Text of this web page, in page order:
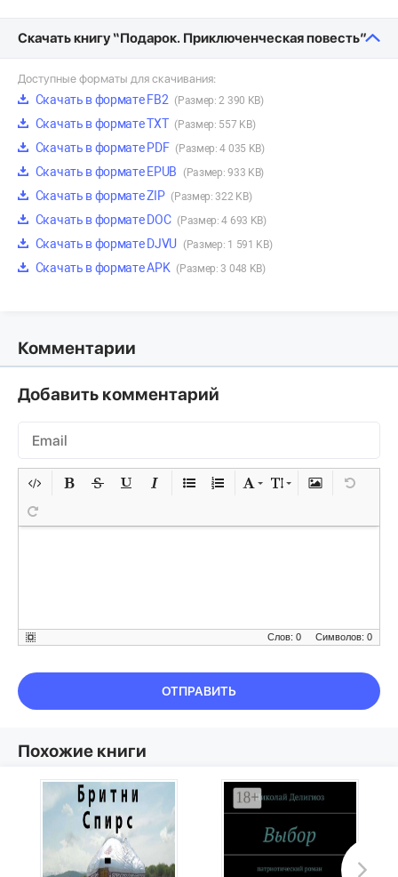
Скачать книгу “Подарок. Приключенческая повесть”
Доступные форматы для скачивания:
Скачать в формате FB2 (Размер: 2 390 KB)
Скачать в формате TXT (Размер: 557 KB)
Скачать в формате PDF (Размер: 4 035 KB)
Скачать в формате EPUB (Размер: 933 KB)
Скачать в формате ZIP (Размер: 322 KB)
Скачать в формате DOC (Размер: 4 693 KB)
Скачать в формате DJVU (Размер: 1 591 KB)
Скачать в формате APK (Размер: 3 048 KB)
Комментарии
Добавить комментарий
Символов: 0
Слов: 0
ОТПРАВИТЬ
Похожие книги